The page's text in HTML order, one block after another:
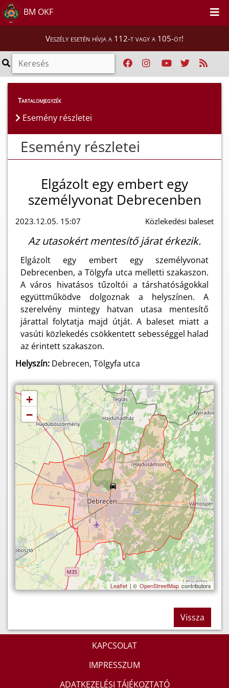
BM OKF
Veszély esetén hívja a 112-t vagy a 105-öt!
Esemény részletei
Tartalomjegyzék
Esemény részletei
Esemény részletei
Elgázolt egy embert egy
személyvonat Debrecenben
2023.12.05. 15:07 Közlekedési baleset
Az utasokért mentesítő járat érkezik.
Elgázolt egy embert egy személyvonat
Debrecenben, a Tölgyfa utca melletti szakaszon.
A város hivatásos tűzoltói a társhatóságokkal
együttműködve dolgoznak a helyszínen. A
szerelvény mintegy hatvan utasa mentesítő
járattal folytatja majd útját. A baleset miatt a
vasúti közlekedés csökkentett sebességgel halad
az érintett szakaszon.
Helyszín: Debrecen, Tölgyfa utca
+
−
Leaflet | © OpenStreetMap contributors
Vissza
KAPCSOLAT
IMPRESSZUM
ADATKEZELÉSI TÁJÉKOZTATÓ